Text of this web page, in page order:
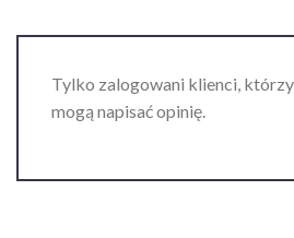
Tylko zalogowani klienci,
mogą napisać opinię.